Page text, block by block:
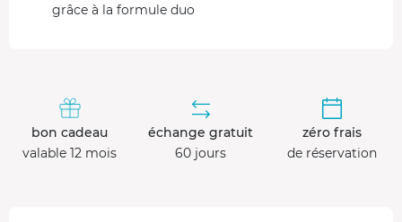
grâce à la formule duo
bon cadeau
valable 12 mois
échange gratuit
60 jours
zéro frais
de réservation